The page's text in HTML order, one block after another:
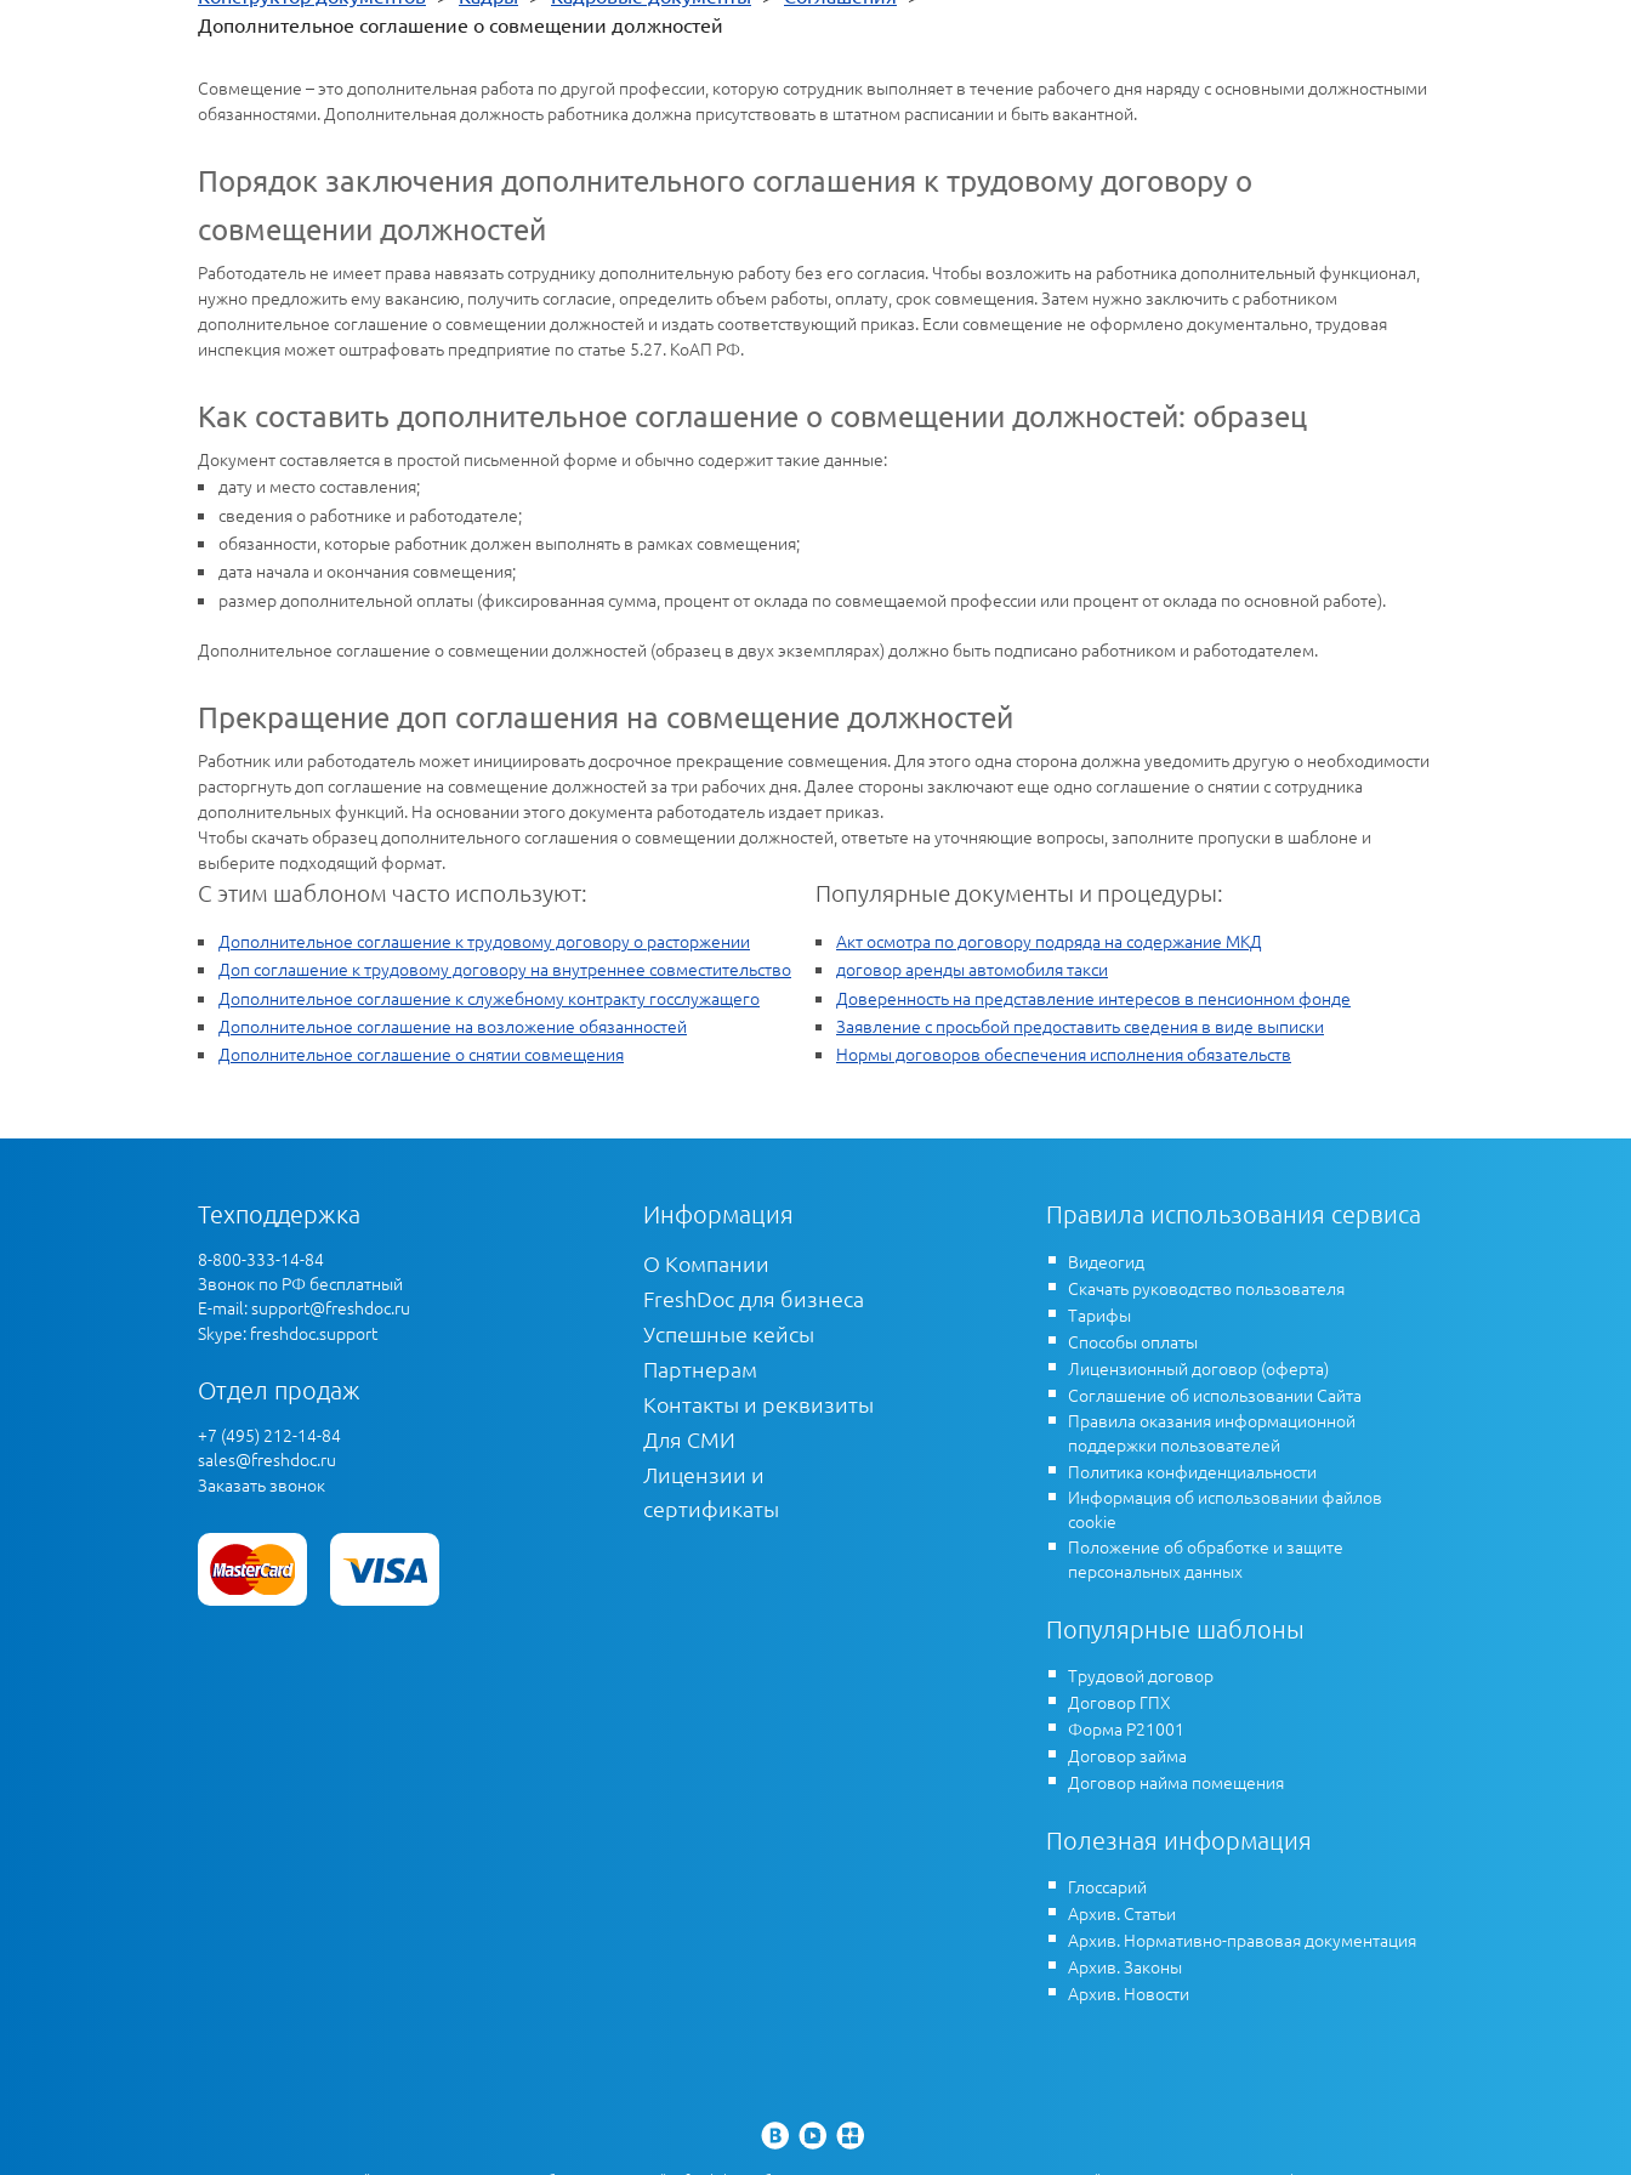
Дополнительное соглашение о совмещении должностей
Совмещение – это дополнительная работа по другой профессии, которую сотрудник выполняет в течение рабочего дня наряду с основными должностными
обязанностями. Дополнительная должность работника должна присутствовать в штатном расписании и быть вакантной.
Порядок заключения дополнительного соглашения к трудовому договору о
совмещении должностей
Работодатель не имеет права навязать сотруднику дополнительную работу без его согласия. Чтобы возложить на работника дополнительный функционал,
нужно предложить ему вакансию, получить согласие, определить объем работы, оплату, срок совмещения. Затем нужно заключить с работником
дополнительное соглашение о совмещении должностей и издать соответствующий приказ. Если совмещение не оформлено документально, трудовая
инспекция может оштрафовать предприятие по статье 5.27. КоАП РФ.
Как составить дополнительное соглашение о совмещении должностей: образец
Документ составляется в простой письменной форме и обычно содержит такие данные:
дату и место составления;
сведения о работнике и работодателе;
обязанности, которые работник должен выполнять в рамках совмещения;
дата начала и окончания совмещения;
размер дополнительной оплаты (фиксированная сумма, процент от оклада по совмещаемой профессии или процент от оклада по основной работе).
Дополнительное соглашение о совмещении должностей (образец в двух экземплярах) должно быть подписано работником и работодателем.
Прекращение доп соглашения на совмещение должностей
Работник или работодатель может инициировать досрочное прекращение совмещения. Для этого одна сторона должна уведомить другую о необходимости
расторгнуть доп соглашение на совмещение должностей за три рабочих дня. Далее стороны заключают еще одно соглашение о снятии с сотрудника
дополнительных функций. На основании этого документа работодатель издает приказ.
Чтобы скачать образец дополнительного соглашения о совмещении должностей, ответьте на уточняющие вопросы, заполните пропуски в шаблоне и
выберите подходящий формат.
С этим шаблоном часто используют:
Дополнительное соглашение к трудовому договору о расторжении
Доп соглашение к трудовому договору на внутреннее совместительство
Дополнительное соглашение к служебному контракту госслужащего
Дополнительное соглашение на возложение обязанностей
Дополнительное соглашение о снятии совмещения
Популярные документы и процедуры:
Акт осмотра по договору подряда на содержание МКД
договор аренды автомобиля такси
Доверенность на представление интересов в пенсионном фонде
Заявление с просьбой предоставить сведения в виде выписки
Нормы договоров обеспечения исполнения обязательств
Техподдержка
8-800-333-14-84
Звонок по РФ бесплатный
E-mail:support@freshdoc.ru
Skype: freshdoc.support
Отдел продаж
+7 (495) 212-14-84
sales@freshdoc.ru
Заказать звонок
Информация
О Компании
FreshDoc для бизнеса
Успешные кейсы
Партнерам
Контакты и реквизиты
Для СМИ
Лицензии и
сертификаты
Правила использования сервиса
Видеогид
Скачать руководство пользователя
Тарифы
Способы оплаты
Лицензионный договор (оферта)
Соглашение об использовании Сайта
Правила оказания информационной
поддержки пользователей
Политика конфиденциальности
Информация об использовании файлов
cookie
Положение об обработке и защите
персональных данных
Популярные шаблоны
Трудовой договор
Договор ГПХ
Форма Р21001
Договор займа
Договор найма помещения
Полезная информация
Глоссарий
Архив. Статьи
Архив. Нормативно-правовая документация
Архив. Законы
Архив. Новости